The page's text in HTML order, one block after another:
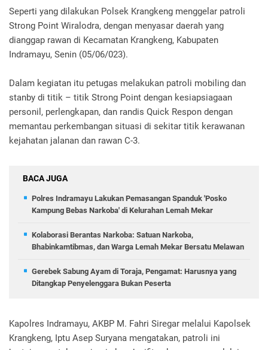
Seperti yang dilakukan Polsek Krangkeng menggelar patroli
Strong Point Wiralodra, dengan menyasar daerah yang
dianggap rawan di Kecamatan Krangkeng, Kabupaten
Indramayu, Senin (05/06/023).
Dalam kegiatan itu petugas melakukan patroli mobiling dan
stanby di titik – titik Strong Point dengan kesiapsiagaan
personil, perlengkapan, dan randis Quick Respon dengan
memantau perkembangan situasi di sekitar titik kerawanan
kejahatan jalanan dan rawan C-3.
BACA JUGA
Polres Indramayu Lakukan Pemasangan Spanduk 'Posko
Kampung Bebas Narkoba' di Kelurahan Lemah Mekar
Kolaborasi Berantas Narkoba: Satuan Narkoba,
Bhabinkamtibmas, dan Warga Lemah Mekar Bersatu Melawan
Gerebek Sabung Ayam di Toraja, Pengamat: Harusnya yang
Ditangkap Penyelenggara Bukan Peserta
Kapolres Indramayu, AKBP M. Fahri Siregar melalui Kapolsek
Krangkeng, Iptu Asep Suryana mengatakan, patroli ini